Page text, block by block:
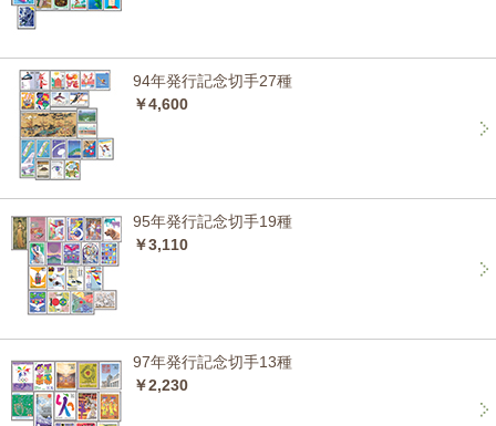
94年発行記念切手27種
￥4,600
95年発行記念切手19種
￥3,110
97年発行記念切手13種
￥2,230